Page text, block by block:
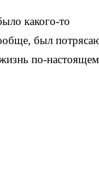
какого-то
был
по-